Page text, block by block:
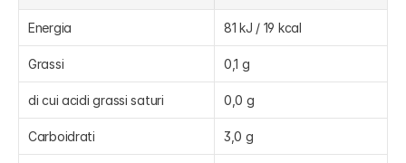
Energia 81 kJ / 19 kcal
Grassi 0,1 g
di cui acidi grassi saturi 0,0 g
Carboidrati 3,0 g